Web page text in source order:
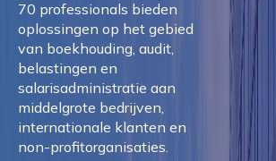
70 professionals bieden
oplossingen op het gebied
van boekhouding, audit,
belastingen en
salarisadministratie aan
middelgrote bedrijven,
internationale klanten en
non-profitorganisaties.